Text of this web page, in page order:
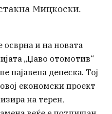
Мицкоски.
осврна и на новата
„Џаво отомотив“
најавена денеска. Тој
економски проект
на терен,